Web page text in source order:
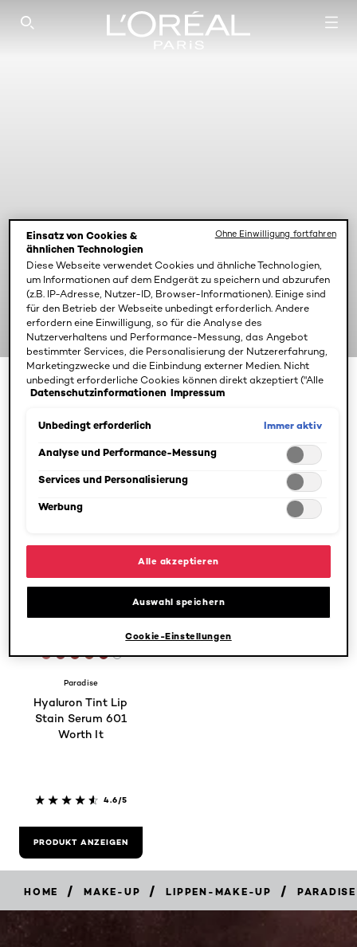
SEARCH THIS SITE
1 Ergebnis(se)
[Color]: #B96F6F
[Color]: #955156
[Color]: #944642
[Color]: #965850
[Color]: #822f31
More shades are available
Paradise
Hyaluron Tint Lip
Stain Serum 601
Worth It
4.6/5
PRODUKT ANZEIGEN
HOME / MAKE-UP / LIPPEN-MAKE-UP / PARADISE
Einsatz von Cookies &
ähnlichen Technologien
Diese Webseite verwendet Cookies und ähnliche Technologien,
um Informationen auf dem Endgerät zu speichern und abzurufen
(z.B. IP-Adresse, Nutzer-ID, Browser-Informationen). Einige sind
für den Betrieb der Webseite unbedingt erforderlich. Andere
erfordern eine Einwilligung, so für die Analyse des
Nutzerverhaltens und Performance-Messung, das Angebot
bestimmter Services, die Personalisierung der Nutzererfahrung,
Marketingzwecke und die Einbindung externer Medien. Nicht
unbedingt erforderliche Cookies können direkt akzeptiert ("Alle
akzeptieren") oder abgelehnt ("Ohne Einwilligung fortfahren")
ebenfalls möglich und speicherbar ("Auswahl speichern"). Die
angepasst werden. Für weitere Informationen s. unsere
Datenschutzinformationen Impressum
Unbedingt erforderlich Immer aktiv
Analyse und Performance-Messung
Services und Personalisierung
Werbung
Alle akzeptieren
Auswahl speichern
Cookie-Einstellungen
Ohne Einwilligung fortfahren